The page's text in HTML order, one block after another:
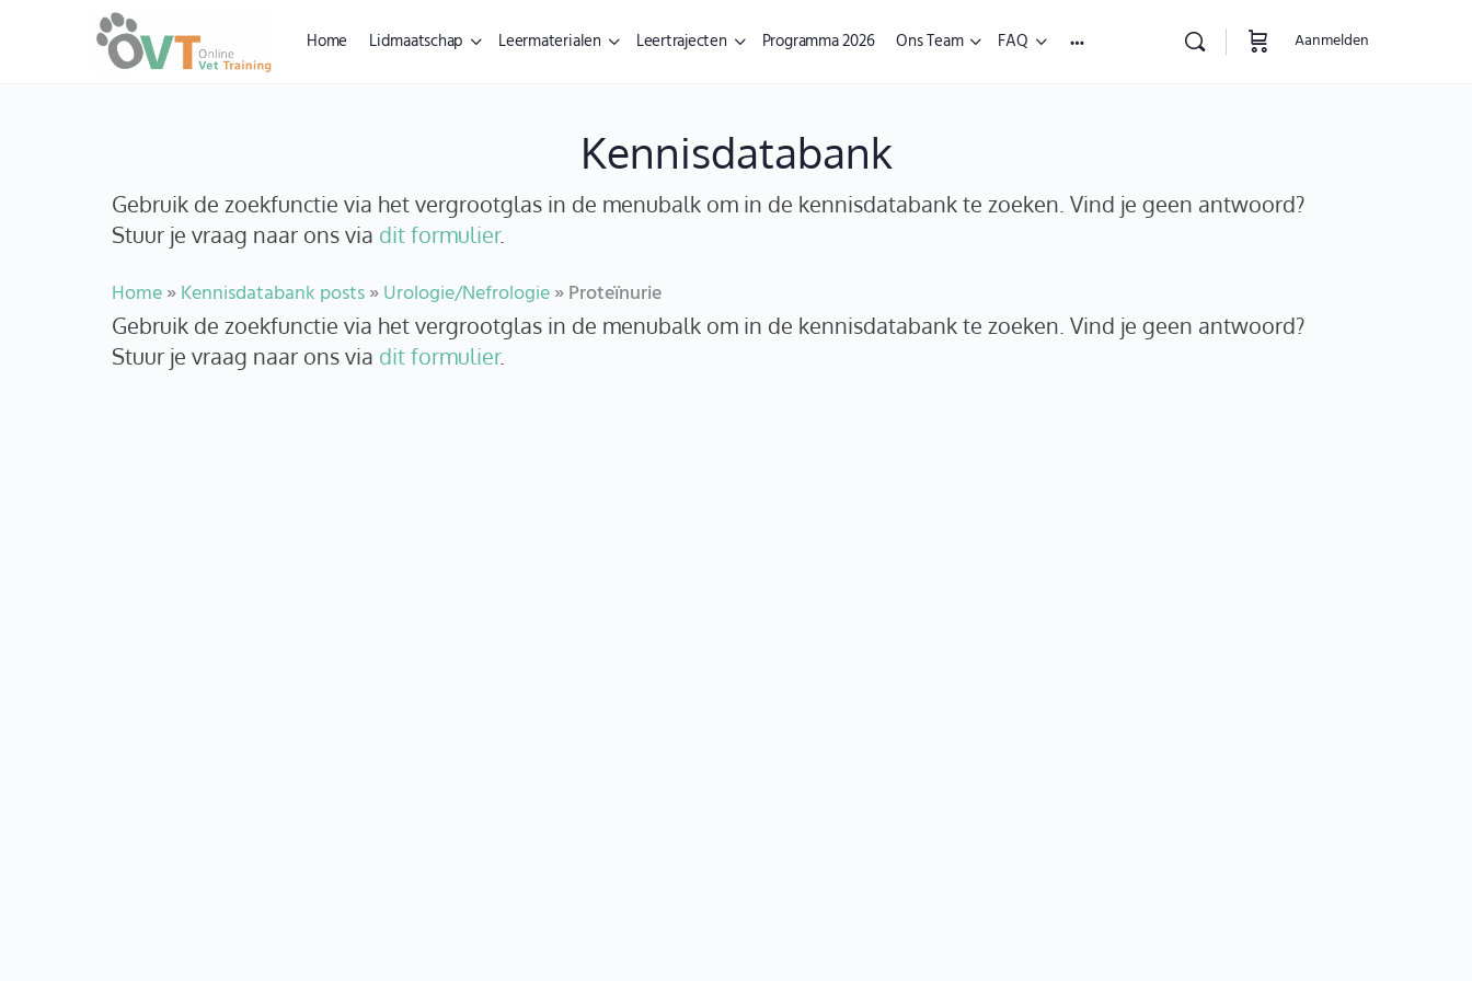
Home Lidmaatschap Leermaterialen Leertrajecten Programma 2026 Ons Team FAQ Aanmelden
Kennisdatabank
Gebruik de zoekfunctie via het vergrootglas in de menubalk om in de kennisdatabank te zoeken. Vind je geen antwoord?
Stuur je vraag naar ons via dit formulier.
Home»Kennisdatabank posts»Urologie/Nefrologie»Proteïnurie
Gebruik de zoekfunctie via het vergrootglas in de menubalk om in de kennisdatabank te zoeken. Vind je geen antwoord?
Stuur je vraag naar ons via dit formulier.